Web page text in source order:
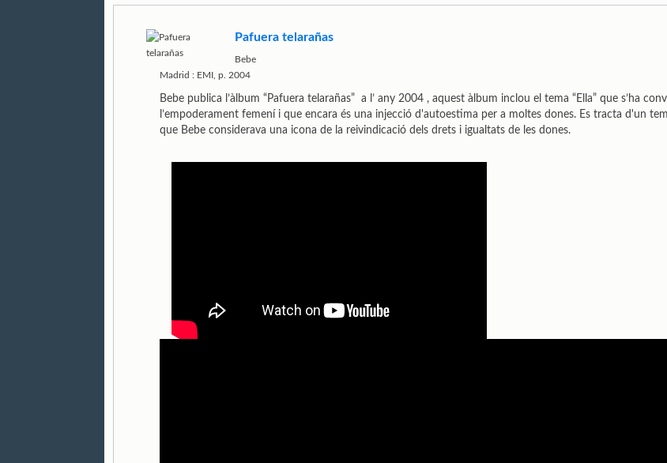
Pafuera telarañas
Bebe
Madrid : EMI, p. 2004
Bebe publica l’àlbum “Pafuera telarañas” a l’ any 2004 , aquest àlbum inclou el tema “Ella” que s’ha
l’empoderament femení i que encara és una injecció d'autoestima per a moltes dones. Es tracta d'un
que Bebe considerava una icona de la reivindicació dels drets i igualtats de les dones.